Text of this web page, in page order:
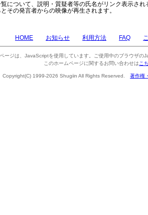
覧について、説明・質疑者等の氏名がリンク表示さ
その発言者からの映像が再生されます。
HOME お知らせ 利用方法 FAQ
ージは、JavaScriptを使用しています。ご使用中のブラウザの
このホームページに関するお問い合わせは こ
Copyright(C) 1999-2026 Shugiin All Rights Reserved. 著作権